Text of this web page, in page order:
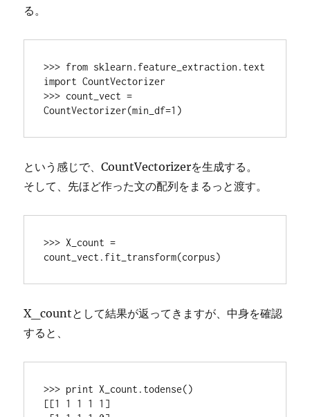
る。
>>> from sklearn.feature_extraction.text
import CountVectorizer
>>> count_vect =
という感じで、CountVectorizerを生成する。
そして、先ほど作った文の配列をまるっと渡す。
>>> X_count =
X_countとして結果が返ってきますが、中身を確認
すると、
>>> print X_count.todense()
[[1 1 1 1 1]